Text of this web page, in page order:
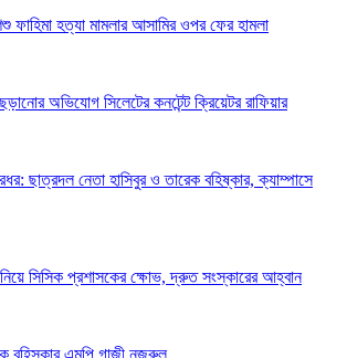
ফাহিমা হত্যা মামলার আসামির ওপর ফের হামলা
অভিযোগ সিলেটের কনটেন্ট ক্রিয়েটর রাফিয়ার
ছাত্রদল নেতা হাসিবুর ও তারেক বহিষ্কার, ক্যাম্পাসে
সিসিক প্রশাসকের ক্ষোভ, দ্রুত সংস্কারের আহ্বান